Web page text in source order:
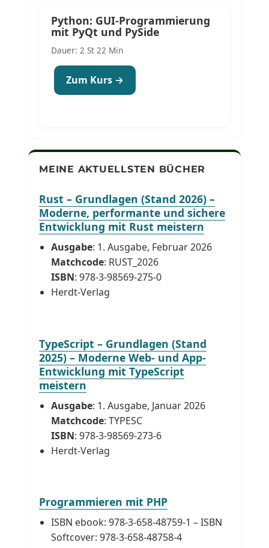
Python: GUI-Programmierung
mit PyQt und PySide
Dauer: 2 St 22 Min
Zum Kurs →
MEINE AKTUELLSTEN BÜCHER
Rust – Grundlagen (Stand 2026) –
Moderne, performante und sichere
Entwicklung mit Rust meistern
Ausgabe: 1. Ausgabe, Februar 2026
Matchcode: RUST_2026
ISBN: 978-3-98569-275-0
Herdt-Verlag
TypeScript – Grundlagen (Stand
2025) – Moderne Web- und App-
Entwicklung mit TypeScript
meistern
Ausgabe: 1. Ausgabe, Januar 2026
Matchcode: TYPESC
ISBN: 978-3-98569-273-6
Herdt-Verlag
Programmieren mit PHP
ISBN ebook: 978-3-658-48759-1 – ISBN
Softcover: 978-3-658-48758-4